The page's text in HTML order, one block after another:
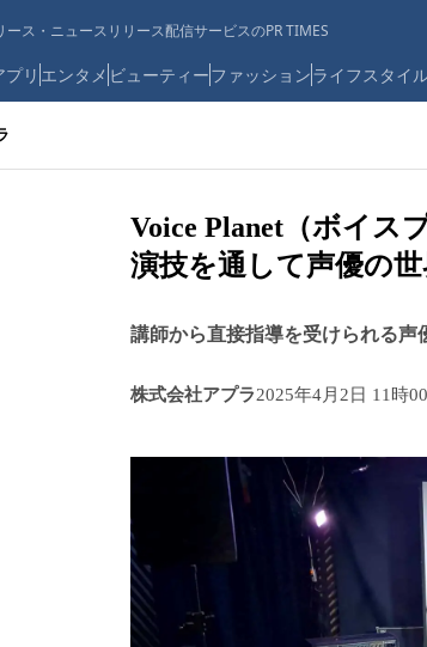
ース・ニュースリリース配信サービスのPR TIMES
プリ エンタメ ビューティーファッションライフスタイ
Voice Planet（ボイス
演技を通して声優の
講師から直接指導を受けられる声
株式会社アプラ2025年4月2日 11時